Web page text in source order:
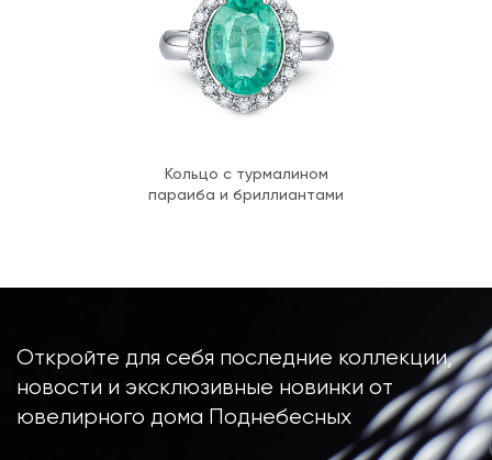
Кольцо с турмалином
параиба и бриллиантами
Откройте для себя последние коллекции,
новости и эксклюзивные новинки от
ювелирного дома Поднебесных